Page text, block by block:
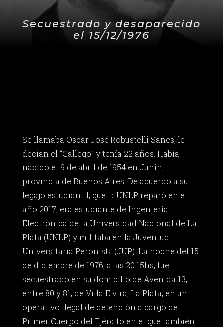
Secuestrado y desaparecido
el 15/12/1976
Se llamaba Oscar José Robustelli Sanes, le
decían el “Gallego” y tenía 22 años. Había
nacido el 9 de abril de 1954 en Junín,
provincia de Buenos Aires. De acuerdo a su
legajo estudiantil, que la UNLP reparó en el
año 2017, era estudiante de Ingeniería
Electrónica de la Universidad Nacional de La
Plata (UNLP) y militaba en la Juventud
Universitaria Peronista (JUP). La noche del 15
de diciembre de 1976, a las 20:15hs, fue
secuestrado en su domicilio de Avenida 13,
entre 80 y 81, de Villa Elvira, La Plata, en un
operativo ilegal de detención a cargo del
Primer Cuerpo del Ejército en el que también